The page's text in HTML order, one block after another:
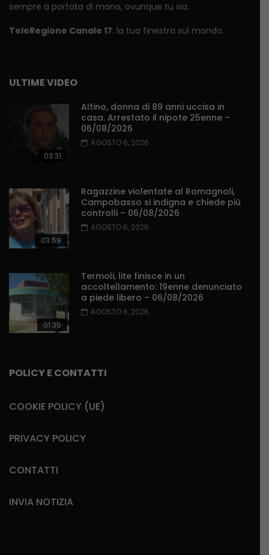
sempre a portata di mano, ovunque tu sia.
TeleRegione Canale 17: la tua finestra sul mondo.
ULTIME VIDEO
03:31
Altino, donna di 89 anni uccisa in
casa. Arrestato il nipote 25enne –
06/08/2026
AGOSTO 6, 2026
03:59
Ragazzine violentate al Romagnoli,
Campobasso si indigna e chiede più
controlli – 06/08/2026
AGOSTO 6, 2026
01:35
Termoli, lite finisce in un
accoltellamento: 19enne denunciato
a piede libero – 06/08/2026
AGOSTO 6, 2026
POLICY E CONTATTI
COOKIE POLICY (UE)
PRIVACY POLICY
CONTATTI
INVIA NOTIZIA